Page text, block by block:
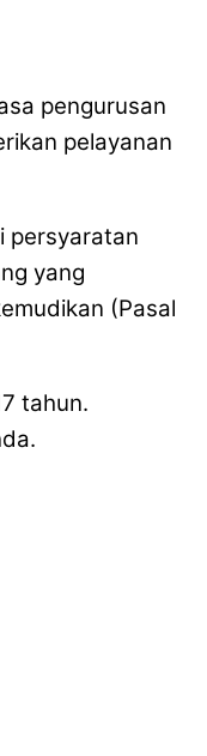
pengurusan
pelayanan
persyaratan
yang
(Pasal
tahun.